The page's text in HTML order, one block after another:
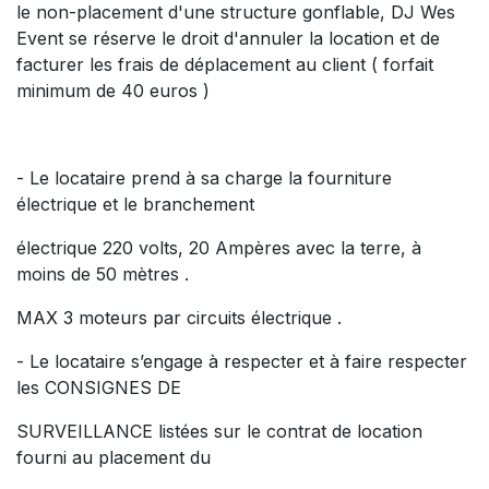
le non-placement d'une structure gonflable, DJ Wes
Event se réserve le droit d'annuler la location et de
facturer les frais de déplacement au client ( forfait
minimum de 40 euros )
- Le locataire prend à sa charge la fourniture
électrique et le branchement
électrique 220 volts, 20 Ampères avec la terre, à
moins de 50 mètres .
MAX 3 moteurs par circuits électrique .
- Le locataire s’engage à respecter et à faire respecter
les CONSIGNES DE
SURVEILLANCE listées sur le contrat de location
fourni au placement du